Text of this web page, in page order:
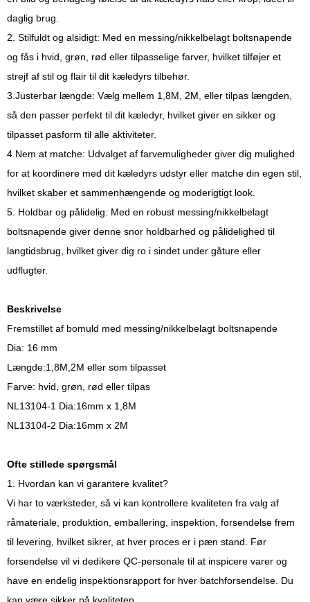
daglig brug.
2. Stilfuldt og alsidigt: Med en messing/nikkelbelagt boltsnapende
og fås i hvid, grøn, rød eller tilpasselige farver, hvilket tilføjer et
strejf af stil og flair til dit kæledyrs tilbehør.
3.Justerbar længde: Vælg mellem 1,8M, 2M, eller tilpas længden,
så den passer perfekt til dit kæledyr, hvilket giver en sikker og
tilpasset pasform til alle aktiviteter.
4.Nem at matche: Udvalget af farvemuligheder giver dig mulighed
for at koordinere med dit kæledyrs udstyr eller matche din egen stil,
hvilket skaber et sammenhængende og moderigtigt look.
5. Holdbar og pålidelig: Med en robust messing/nikkelbelagt
boltsnapende giver denne snor holdbarhed og pålidelighed til
langtidsbrug, hvilket giver dig ro i sindet under gåture eller
udflugter.
Beskrivelse
Fremstillet af bomuld med messing/nikkelbelagt boltsnapende
Dia: 16 mm
Længde:1,8M,2M eller som tilpasset
Farve: hvid, grøn, rød eller tilpas
NL13104-1 Dia:16mm x 1,8M
NL13104-2 Dia:16mm x 2M
Ofte stillede spørgsmål
1. Hvordan kan vi garantere kvalitet?
Vi har to værksteder, så vi kan kontrollere kvaliteten fra valg af
råmateriale, produktion, emballering, inspektion, forsendelse frem
til levering, hvilket sikrer, at hver proces er i pæn stand. Før
forsendelse vil vi dedikere QC-personale til at inspicere varer og
have en endelig inspektionsrapport for hver batchforsendelse. Du